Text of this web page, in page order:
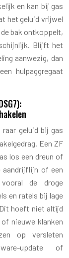
en kan bij gas
het geluid vrijwel
bak ontkoppelt,
Blijft het
aanwezig, dan
hulpaggregaat
raar geluid bij gas
Een ZF
los een dreun of
aandrijflijn of een
vooral de droge
en ratels bij lage
hoeft niet altijd
nieuwe klanken
op versleten
update of